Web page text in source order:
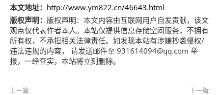
本文地址： http://www.ym822.cn/46643.html
版权声明： 版权声明： 本文内容由互联网用户自发贡献，该文
观点仅代表作者本人。本站仅提供信息存储空间服务，不拥有
所有权，不承担相关法律责任。如发现本站有涉嫌抄袭侵权/
违法违规的内容， 请发送邮件至 931614094@qq.com 举
报，一经查实，本站将立刻删除。
上一篇: 下一篇: